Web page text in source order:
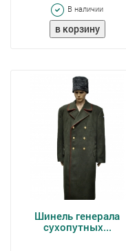
В наличии
Шинель генерала
сухопутных...